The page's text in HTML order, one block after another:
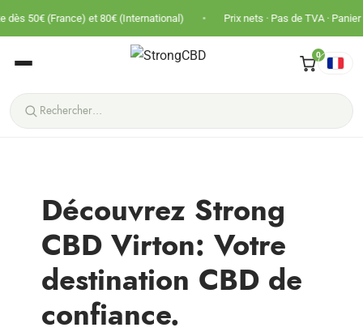
(France) et 80€ (International) • Prix nets · Pas de TVA · Panier plus
0
Découvrez Strong
CBD Virton: Votre
destination CBD de
confiance.